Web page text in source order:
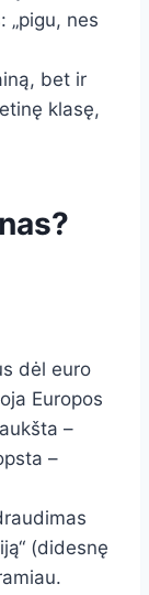
„pigu, nes
bet ir
klasę,
dėl euro
Europos
–
–
(didesnę